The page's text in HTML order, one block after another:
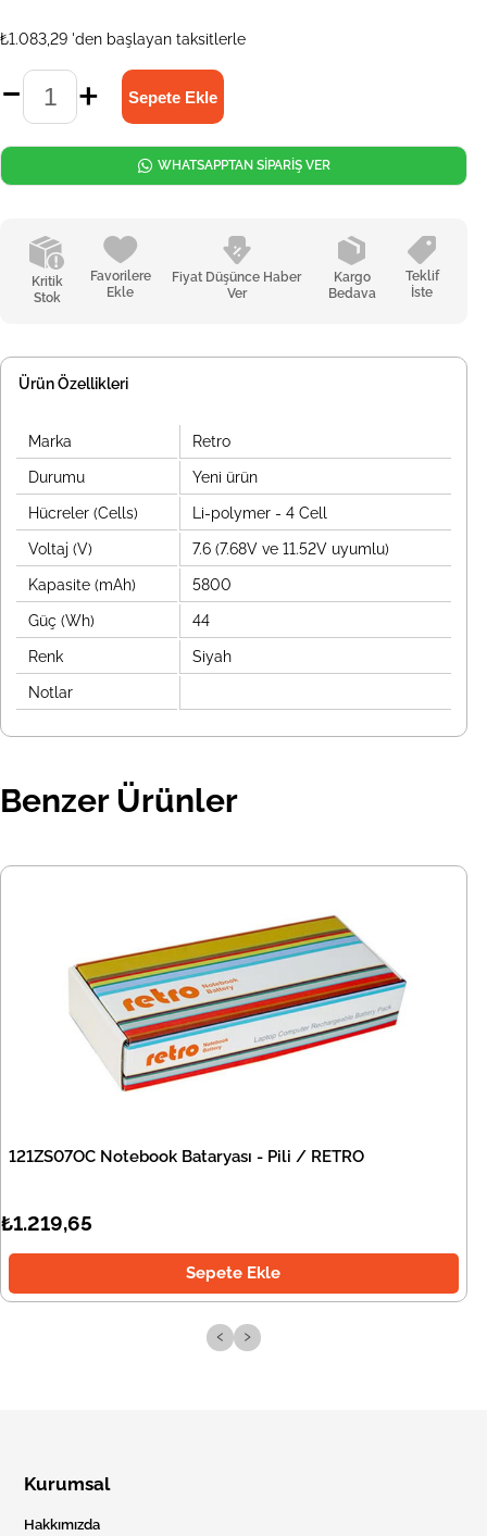
₺1.083,29 'den başlayan taksitlerle
Kritik
Stok
Favorilere
Ekle
Fiyat Düşünce Haber
Ver
Kargo
Bedava
Teklif
İste
WHATSAPPTAN SİPARİŞ VER
Ürün Özellikleri
Marka Retro
Durumu Yeni ürün
Hücreler (Cells) Li-polymer - 4 Cell
Voltaj (V) 7.6 (7.68V ve 11.52V uyumlu)
Kapasite (mAh) 5800
Güç (Wh) 44
Renk Siyah
Notlar
Benzer Ürünler
121ZS07OC Notebook Bataryası - Pili / RETRO
₺1.219,65
Sepete Ekle
‹ ›
Kurumsal
Hakkımızda